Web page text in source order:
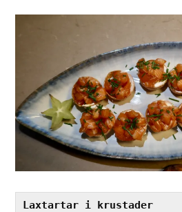
Laxtartar i krustader